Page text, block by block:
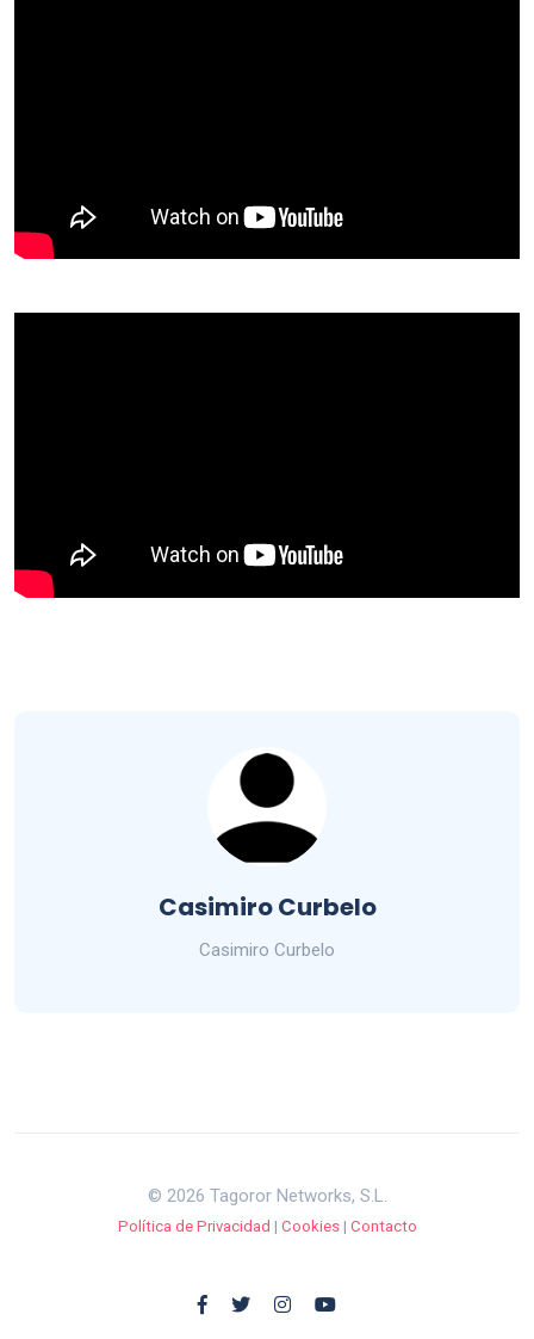
Casimiro Curbelo
Casimiro Curbelo
© 2026 Tagoror Networks, S.L.
Política de Privacidad | Cookies| Contacto